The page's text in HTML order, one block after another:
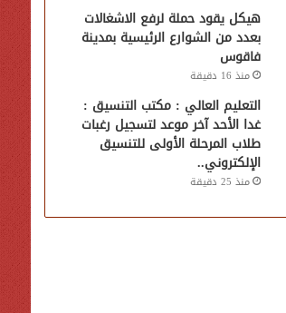
هيكل يقود حملة لرفع الاشغالات
بعدد من الشوارع الرئيسية بمدينة
فاقوس
منذ 16 دقيقة
التعليم العالي : مكتب التنسيق :
غدا الأحد آخر موعد لتسجيل رغبات
طلاب المرحلة الأولى للتنسيق
الإلكتروني..
منذ 25 دقيقة